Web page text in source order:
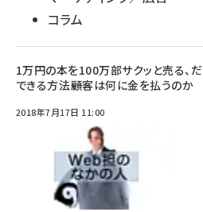
コラム
1万円の本を100万部サクッと売る、
できる方法――顧客は何に金を払うのか
2018年7月17日 11:00